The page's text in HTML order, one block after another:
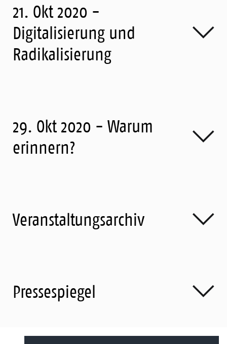
21. Okt 2020 -
Digitalisierung und
Radikalisierung
29. Okt 2020 - Warum
erinnern?
Veranstaltungsarchiv
Pressespiegel